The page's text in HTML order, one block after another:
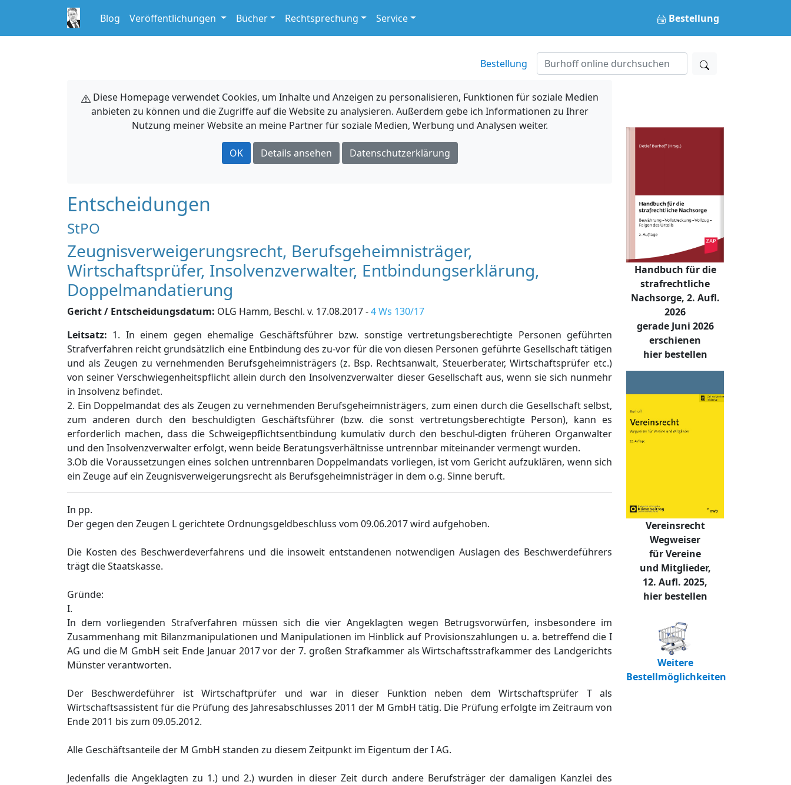
Blog Veröffentlichungen Bücher Rechtsprechung Service Bestellung
Bestellung
Diese Homepage verwendet Cookies, um Inhalte und Anzeigen zu personalisieren, Funktionen für soziale Medien
anbieten zu können und die Zugriffe auf die Website zu analysieren. Außerdem gebe ich Informationen zu Ihrer
Nutzung meiner Website an meine Partner für soziale Medien, Werbung und Analysen weiter.
OK Details ansehen Datenschutzerklärung
Entscheidungen
StPO
Zeugnisverweigerungsrecht, Berufsgeheimnisträger,
Wirtschaftsprüfer, Insolvenzverwalter, Entbindungserklärung,
Doppelmandatierung
Gericht / Entscheidungsdatum: OLG Hamm, Beschl. v. 17.08.2017 -4 Ws 130/17
Leitsatz: 1. In einem gegen ehemalige Geschäftsführer bzw. sonstige vertretungsberechtigte Personen geführten
Strafverfahren reicht grundsätzlich eine Entbindung des zu-vor für die von diesen Personen geführte Gesellschaft tätigen
und als Zeugen zu vernehmenden Berufsgeheimnisträgers (z. Bsp. Rechtsanwalt, Steuerberater, Wirtschaftsprüfer etc.)
von seiner Verschwiegenheitspflicht allein durch den Insolvenzverwalter dieser Gesellschaft aus, wenn sie sich nunmehr
in Insolvenz befindet.
2. Ein Doppelmandat des als Zeugen zu vernehmenden Berufsgeheimnisträgers, zum einen durch die Gesellschaft selbst,
zum anderen durch den beschuldigten Geschäftsführer (bzw. die sonst vertretungsberechtigte Person), kann es
erforderlich machen, dass die Schweigepflichtsentbindung kumulativ durch den beschul-digten früheren Organwalter
und den Insolvenzverwalter erfolgt, wenn beide Beratungsverhältnisse untrennbar miteinander vermengt wurden.
3.Ob die Voraussetzungen eines solchen untrennbaren Doppelmandats vorliegen, ist vom Gericht aufzuklären, wenn sich
ein Zeuge auf ein Zeugnisverweigerungsrecht als Berufsgeheimnisträger in dem o.g. Sinne beruft.
In pp.
Der gegen den Zeugen L gerichtete Ordnungsgeldbeschluss vom 09.06.2017 wird aufgehoben.
Die Kosten des Beschwerdeverfahrens und die insoweit entstandenen notwendigen Auslagen des Beschwerdeführers
trägt die Staatskasse.
Gründe:
I.
In dem vorliegenden Strafverfahren müssen sich die vier Angeklagten wegen Betrugsvorwürfen, insbesondere im
Zusammenhang mit Bilanzmanipulationen und Manipulationen im Hinblick auf Provisionszahlungen u. a. betreffend die I
AG und die M GmbH seit Ende Januar 2017 vor der 7. großen Strafkammer als Wirtschaftsstrafkammer des Landgerichts
Münster verantworten.
Der Beschwerdeführer ist Wirtschaftprüfer und war in dieser Funktion neben dem Wirtschaftsprüfer T als
Wirtschaftsassistent für die Prüfung des Jahresabschlusses 2011 der M GmbH tätig. Die Prüfung erfolgte im Zeitraum von
Ende 2011 bis zum 09.05.2012.
Alle Geschäftsanteile der M GmbH standen zu diesem Zeitpunkt im Eigentum der I AG.
Jedenfalls die Angeklagten zu 1.) und 2.) wurden in dieser Zeit durch andere Berufsträger der damaligen Kanzlei des
Handbuch für die
strafrechtliche
Nachsorge, 2. Aufl.
2026
gerade Juni 2026
erschienen
hier bestellen
Vereinsrecht
Wegweiser
für Vereine
und Mitglieder,
12. Aufl. 2025,
hier bestellen
Weitere
Bestellmöglichkeiten